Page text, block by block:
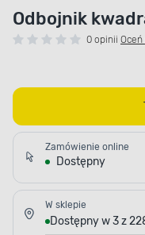
Odbojnik
0 opinii
Zamówienie online
Dostępny
W sklepie
Dostępny w 3 z